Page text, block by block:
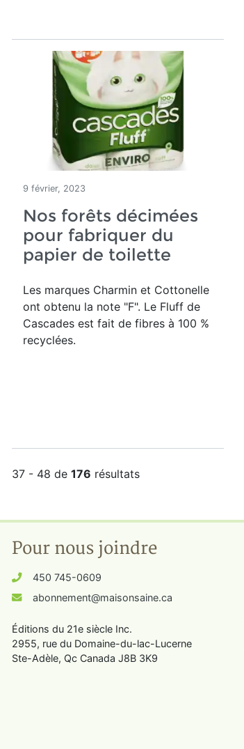
9 février, 2023
Nos forêts décimées
pour fabriquer du
papier de toilette
Les marques Charmin et Cottonelle
ont obtenu la note "F". Le Fluff de
Cascades est fait de fibres à 100 %
recyclées.
37 - 48 de 176 résultats
Pour nous joindre
450 745-0609
abonnement@maisonsaine.ca
Éditions du 21e siècle Inc.
2955, rue du Domaine-du-lac-Lucerne
Ste-Adèle, Qc Canada J8B 3K9